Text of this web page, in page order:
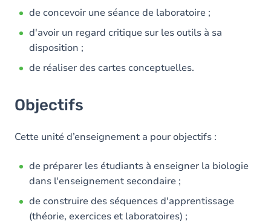
de concevoir une séance de laboratoire ;
d'avoir un regard critique sur les outils à sa
disposition ;
de réaliser des cartes conceptuelles.
Objectifs
Cette unité d’enseignement a pour objectifs :
de préparer les étudiants à enseigner la biologie
dans l'enseignement secondaire ;
de construire des séquences d'apprentissage
(théorie, exercices et laboratoires) ;